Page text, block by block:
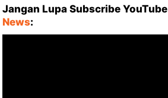
Jangan Lupa Subscribe YouTube
News: